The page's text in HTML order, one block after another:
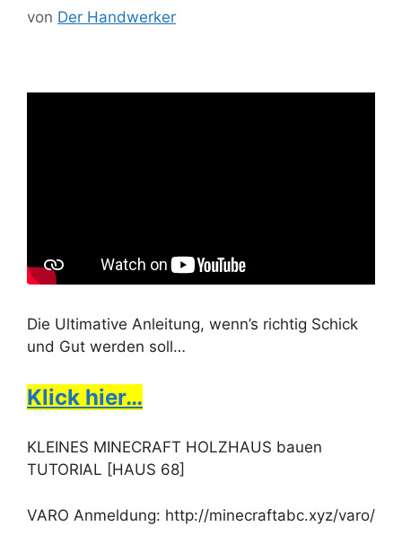
von Der Handwerker
Die Ultimative Anleitung, wenn’s richtig Schick
und Gut werden soll…
Klick hier…
KLEINES MINECRAFT HOLZHAUS bauen
TUTORIAL [HAUS 68]
VARO Anmeldung: http://minecraftabc.xyz/varo/